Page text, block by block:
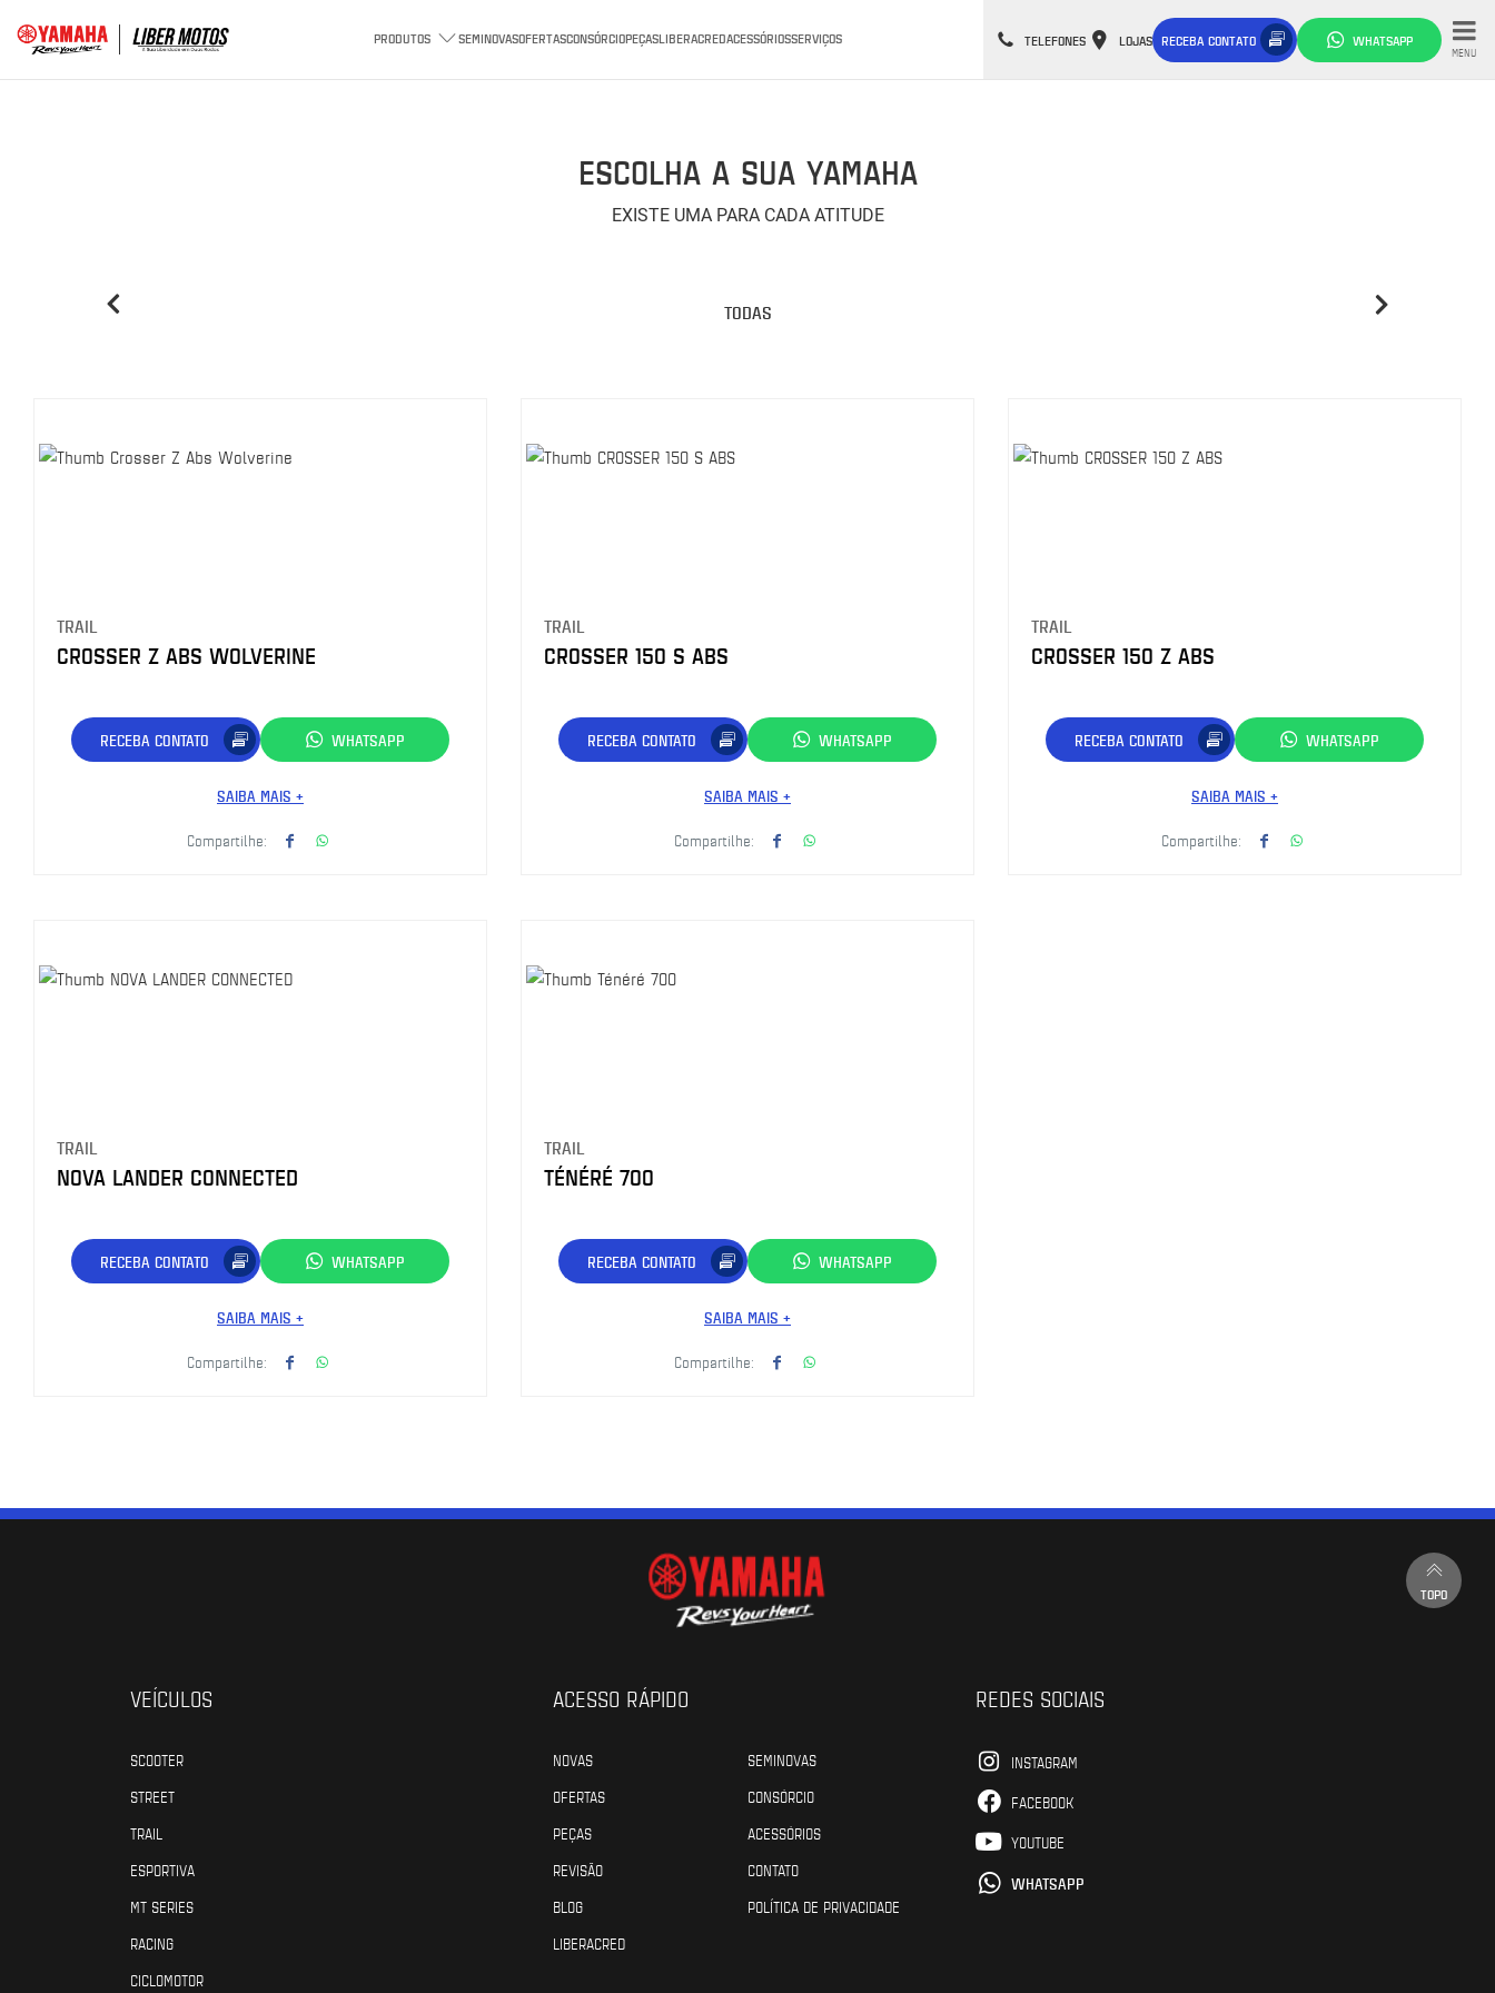
PRODUTOS SEMINOVASOFERTASCONSÓRCIOPEÇASLIBERACREDACESSÓRIOSSERVIÇOS TELEFONES LOJAS RECEBA CONTATO WHATSAPP
MENU
ESCOLHA A SUA YAMAHA
EXISTE UMA PARA CADA ATITUDE
TODAS
TRAIL
CROSSER Z ABS WOLVERINE
RECEBA CONTATO WHATSAPP
SAIBA MAIS +
Compartilhe:
TRAIL
CROSSER 150 S ABS
RECEBA CONTATO WHATSAPP
SAIBA MAIS +
Compartilhe:
TRAIL
CROSSER 150 Z ABS
RECEBA CONTATO WHATSAPP
SAIBA MAIS +
Compartilhe:
TRAIL
NOVA LANDER CONNECTED
RECEBA CONTATO WHATSAPP
SAIBA MAIS +
Compartilhe:
TRAIL
TÉNÉRÉ 700
RECEBA CONTATO WHATSAPP
SAIBA MAIS +
Compartilhe:
TOPO
VEÍCULOS
SCOOTER
STREET
TRAIL
ESPORTIVA
MT SERIES
RACING
CICLOMOTOR
ACESSO RÁPIDO
NOVAS
SEMINOVAS
OFERTAS
CONSÓRCIO
PEÇAS
ACESSÓRIOS
REVISÃO
CONTATO
BLOG
POLÍTICA DE PRIVACIDADE
LIBERACRED
REDES SOCIAIS
INSTAGRAM
FACEBOOK
YOUTUBE
WHATSAPP